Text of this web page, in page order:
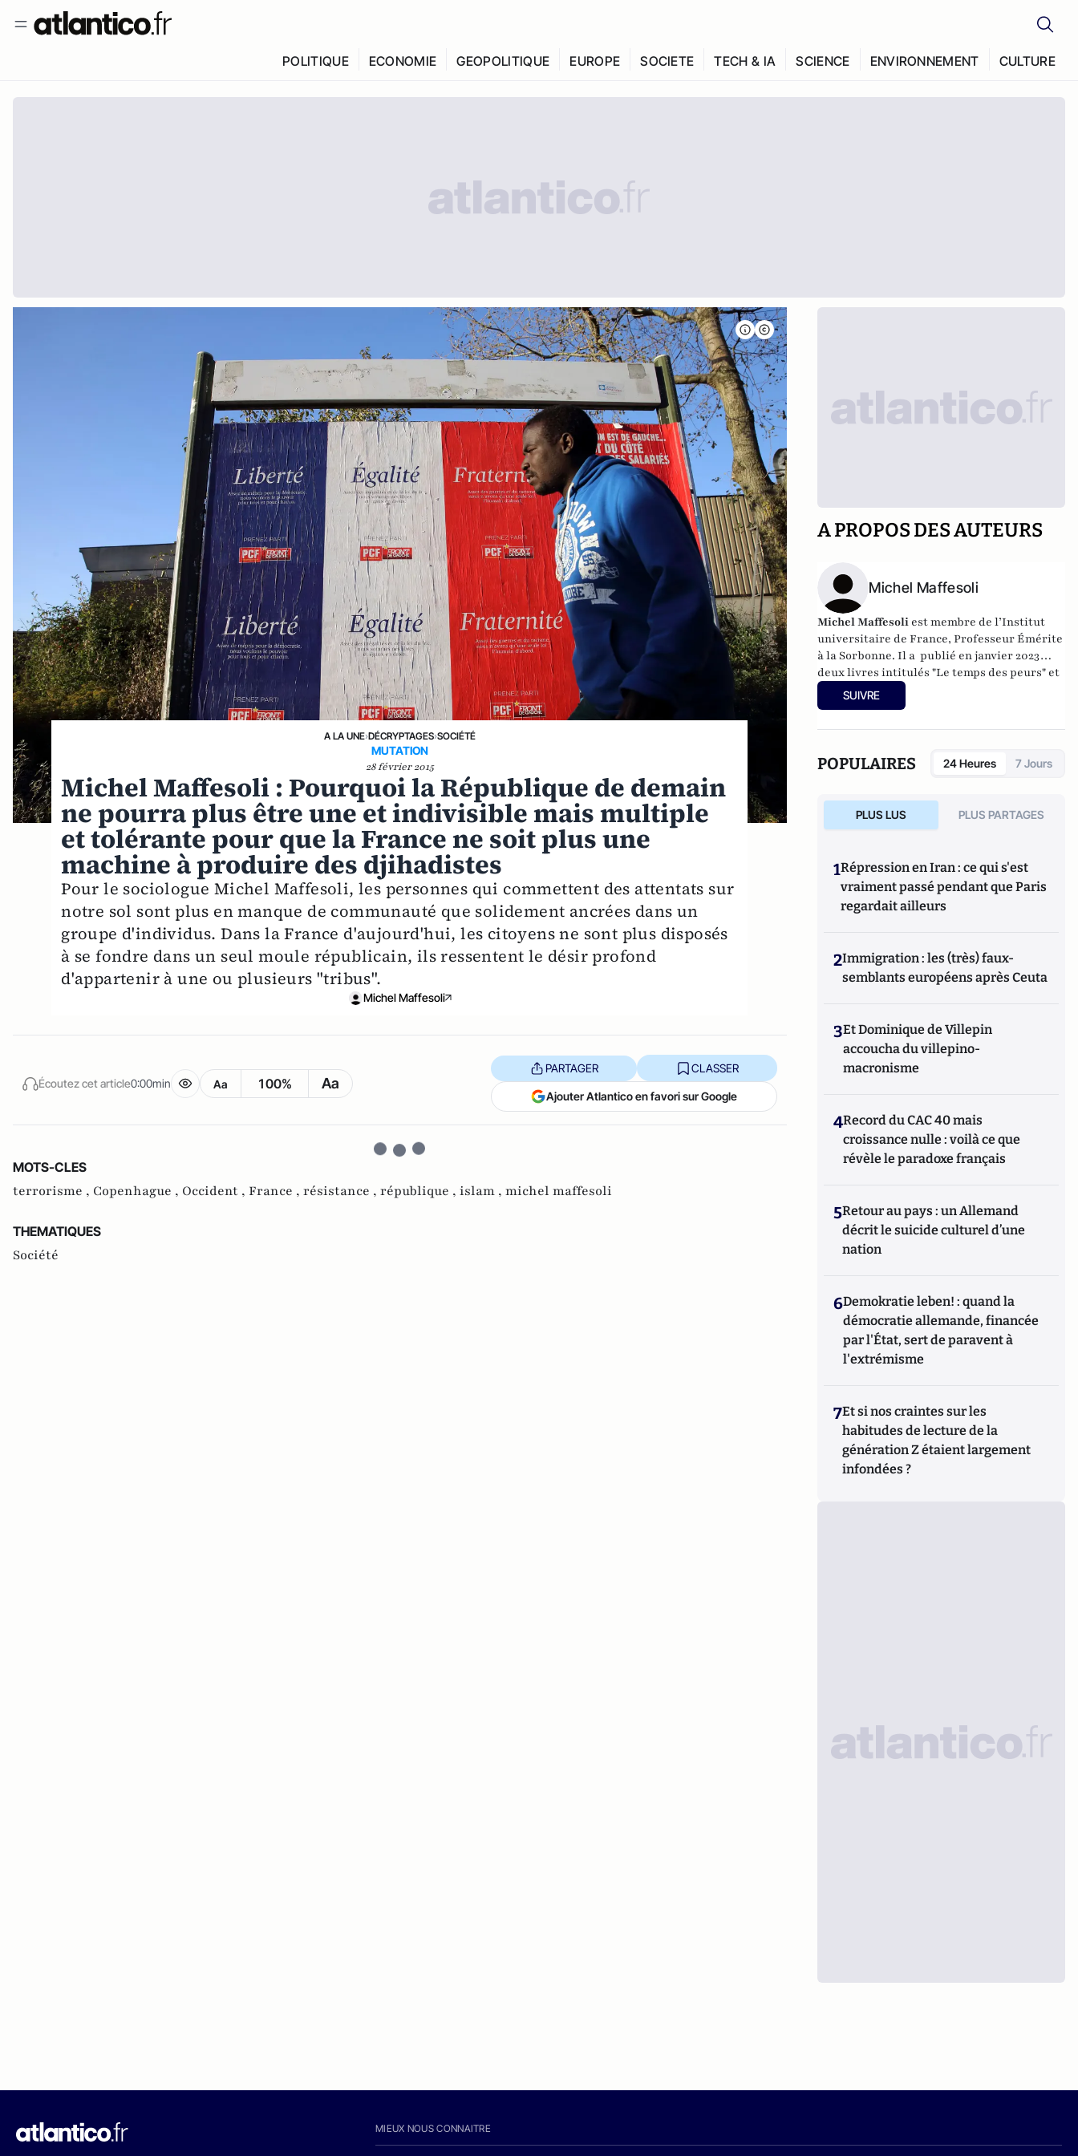
POLITIQUE ECONOMIE GEOPOLITIQUE EUROPE SOCIETE TECH & IA SCIENCE ENVIRONNEMENT CULTURE
A LA UNE›DÉCRYPTAGES›SOCIÉTÉ
MUTATION
28 février 2015
Michel Maffesoli : Pourquoi la République de demain
ne pourra plus être une et indivisible mais multiple
et tolérante pour que la France ne soit plus une
machine à produire des djihadistes
Pour le sociologue Michel Maffesoli, les personnes qui commettent des attentats sur
notre sol sont plus en manque de communauté que solidement ancrées dans un
groupe d'individus. Dans la France d'aujourd'hui, les citoyens ne sont plus disposés
à se fondre dans un seul moule républicain, ils ressentent le désir profond
d'appartenir à une ou plusieurs "tribus".
Michel Maffesoli
Écoutez cet article0:00min Aa 100% Aa
PARTAGER CLASSER
Ajouter Atlantico en favori sur Google
MOTS-CLES
terrorisme , Copenhague , Occident , France , résistance , république , islam , michel maffesoli
THEMATIQUES
Société
A PROPOS DES AUTEURS
Michel Maffesoli
Michel Maffesoli est membre de l’Institut
universitaire de France, Professeur Émérite
à la Sorbonne. Il a publié en janvier 2023
deux livres intitulés "Le temps des peurs" et
"Logique de l'assentiment" (Editions du
Cerf). Il est également l'auteur de livres
nostalgie du sacré" ( Ed du Cerf, 2020).
SUIVRE
POPULAIRES 24 Heures 7 Jours
PLUS LUS PLUS PARTAGES
1Répression en Iran : ce qui s'est
vraiment passé pendant que Paris
regardait ailleurs
2Immigration : les (très) faux-
semblants européens après Ceuta
3Et Dominique de Villepin
accoucha du villepino-
macronisme
4Record du CAC 40 mais
croissance nulle : voilà ce que
révèle le paradoxe français
5Retour au pays : un Allemand
décrit le suicide culturel d’une
nation
6Demokratie leben! : quand la
démocratie allemande, financée
par l'État, sert de paravent à
l'extrémisme
7Et si nos craintes sur les
habitudes de lecture de la
génération Z étaient largement
infondées ?
MIEUX NOUS CONNAITRE